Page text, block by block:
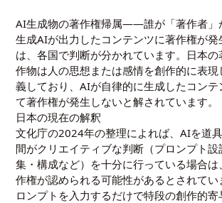
AI生成物の著作権帰属——誰が「著作者」
生成AIが出力したコンテンツに著作権が
は、各国で判断が分かれています。日本
作物は人の思想または感情を創作的に表現
義しており、AIが自律的に生成したコンテ
て著作権が発生しないと解されています。
日本の現在の解釈
文化庁の2024年の整理によれば、AIを道
間がクリエイティブな判断（プロンプト
集・構成など）を十分に行っている場合
作権が認められる可能性があるとされて
ロンプトを入力するだけで特段の創作的寄